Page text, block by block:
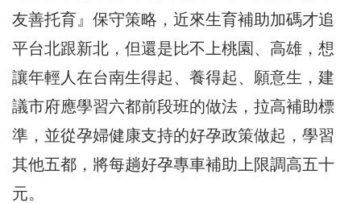
友善托育』保守策略，近來生育補助加碼才追
平台北跟新北，但還是比不上桃園、高雄，想
讓年輕人在台南生得起、養得起、願意生，建
議市府應學習六都前段班的做法，拉高補助標
準，並從孕婦健康支持的好孕政策做起，學習
其他五都，將每趟好孕專車補助上限調高五十
元。